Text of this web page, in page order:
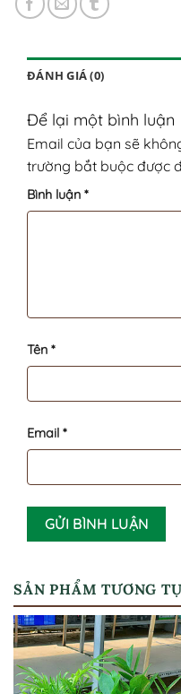
ĐÁNH GIÁ (0)
Để lại một bình luận
Email của bạn sẽ
trường bắt buộc được
Bình luận *
Tên *
Email *
SẢN PHẨM TƯƠNG